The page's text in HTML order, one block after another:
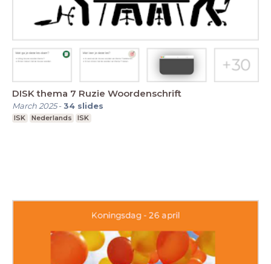
DISK thema 7 Ruzie Woordenschrift
March 2025-34 slides
ISK Nederlands ISK